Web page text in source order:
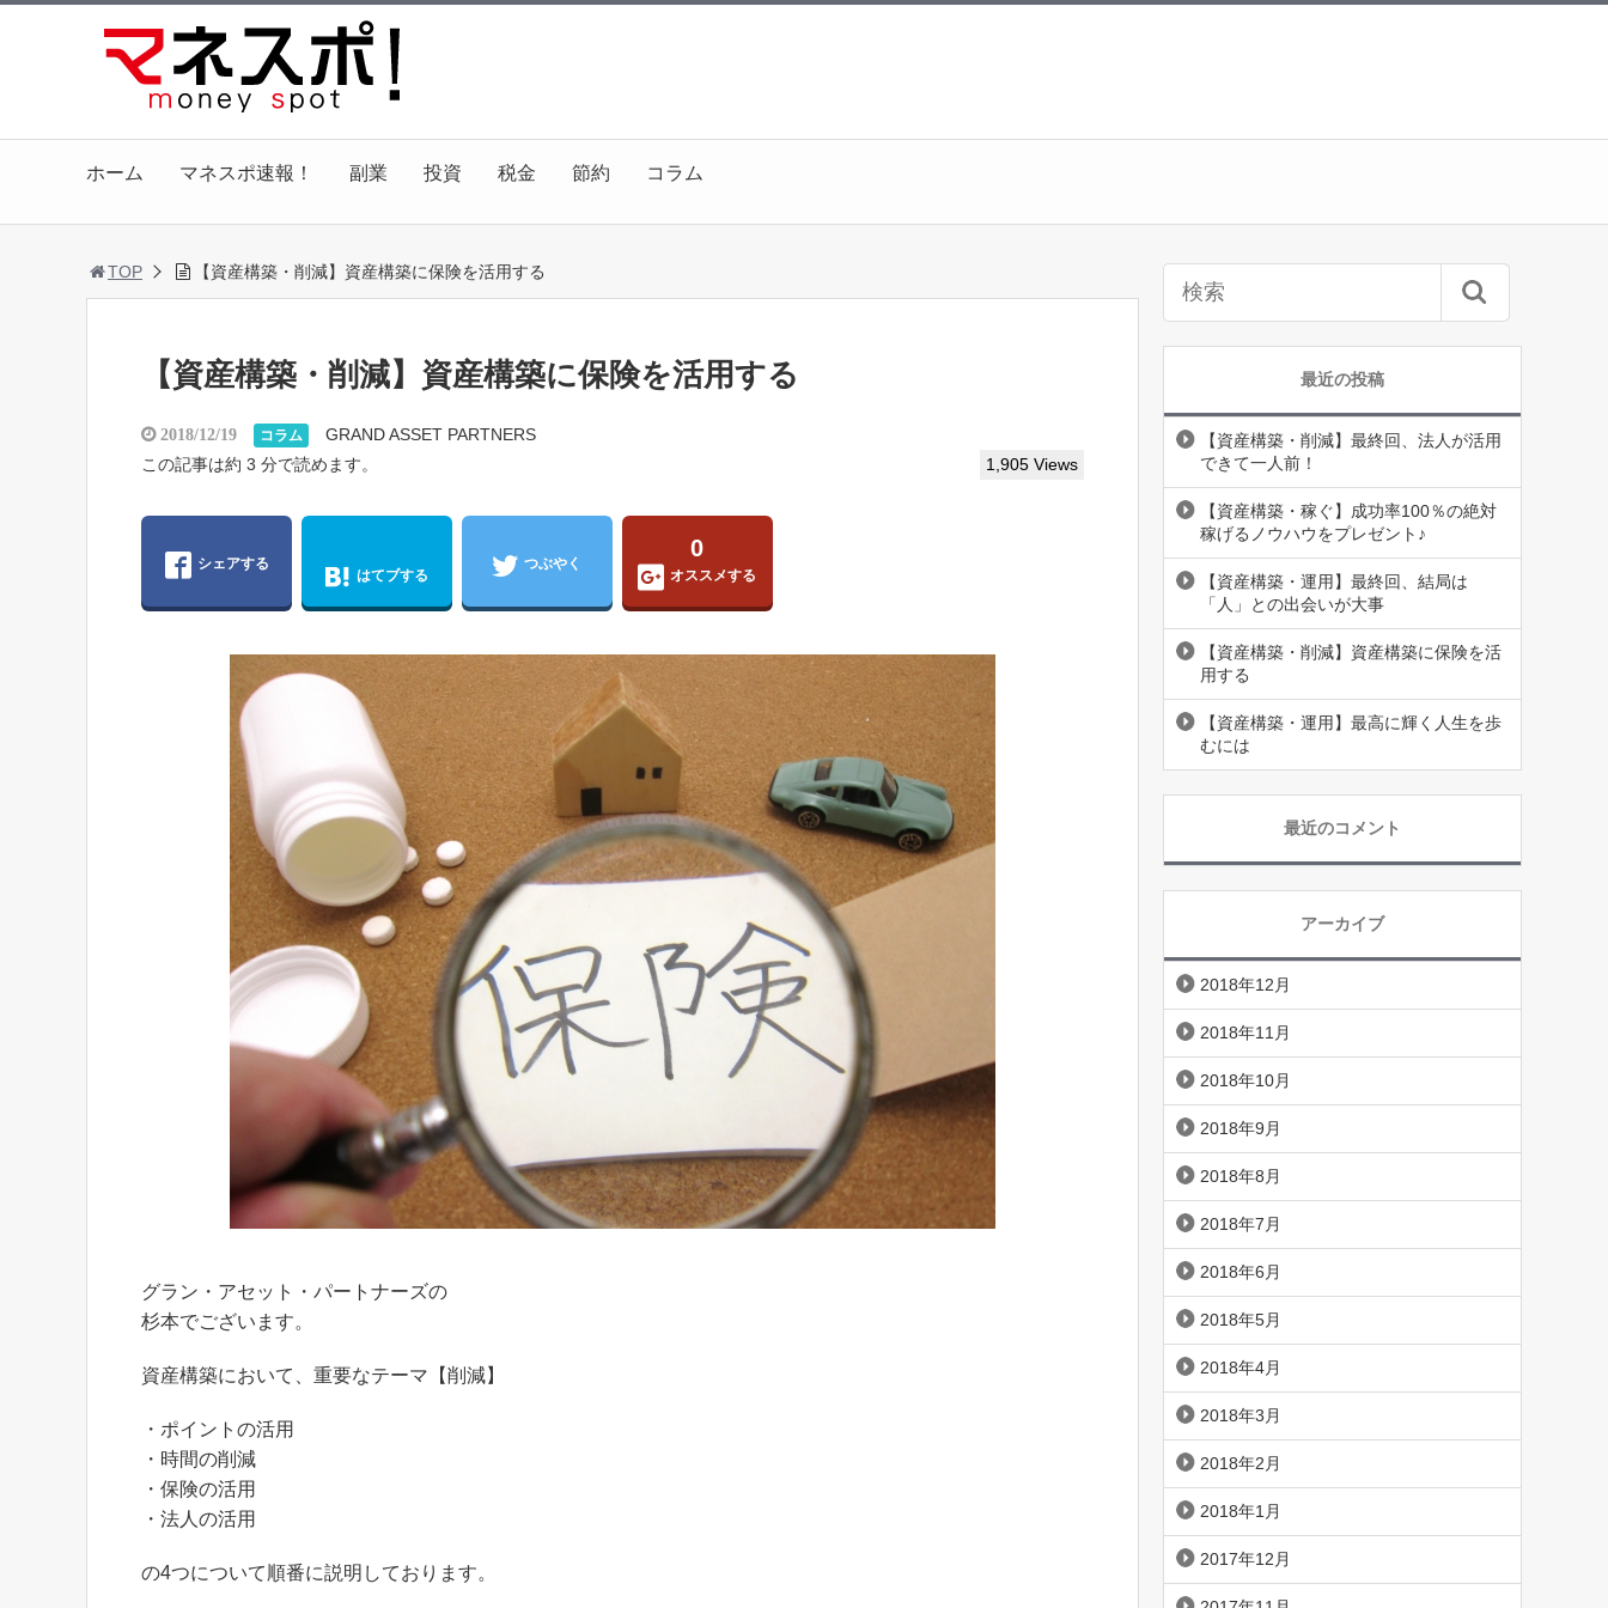
ホーム マネスポ速報！ 副業 投資 税金 節約 コラム
TOP 【資産構築・削減】資産構築に保険を活用する
【資産構築・削減】資産構築に保険を活用する
2018/12/19 コラム
GRAND ASSET PARTNERS
この記事は約 3 分で読めます。
1,905 Views
シェアする
はてブする
つぶやく
0
オススメする
グラン・アセット・パートナーズの
杉本でございます。
資産構築において、重要なテーマ【削減】
・ポイントの活用
・時間の削減
・保険の活用
・法人の活用
の4つについて順番に説明しております。
最近の投稿
【資産構築・削減】最終回、法人が活用
できて一人前！
【資産構築・稼ぐ】成功率100％の絶対
稼げるノウハウをプレゼント♪
【資産構築・運用】最終回、結局は
「人」との出会いが大事
【資産構築・削減】資産構築に保険を活
用する
【資産構築・運用】最高に輝く人生を歩
むには
最近のコメント
アーカイブ
2018年12月
2018年11月
2018年10月
2018年9月
2018年8月
2018年7月
2018年6月
2018年5月
2018年4月
2018年3月
2018年2月
2018年1月
2017年12月